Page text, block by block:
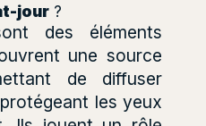
jour ?
des éléments
une source
de diffuser
les yeux